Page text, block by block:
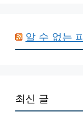
알 수 없는
최신 글